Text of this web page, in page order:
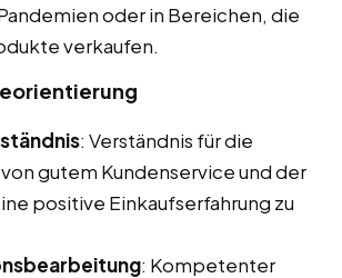
oder in Bereichen, die
verkaufen.
: Verständnis für die
gutem Kundenservice und der
positive Einkaufserfahrung zu
: Kompetenter